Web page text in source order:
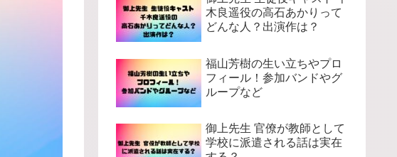
木良遥役の高石あかりって
どんな人？出演作は？
福山芳樹の生い立ちやプロ
フィール！参加バンドやグ
ループなど
御上先生 官僚が教師として
学校に派遣される話は実在